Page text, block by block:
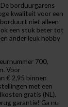
borduurgarens
kwaliteit voor een
niet alleen
een stuk beter tot
ander leuk hobby
700,
Voor
€ 2,95 binnen
met een
gratis (NL).
garantie! Ga nu